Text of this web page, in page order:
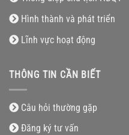
Hình thành và phát triển
Lĩnh vực hoạt động
THÔNG TIN CẦN BIẾT
Câu hỏi thường gặp
Đăng ký tư vấn